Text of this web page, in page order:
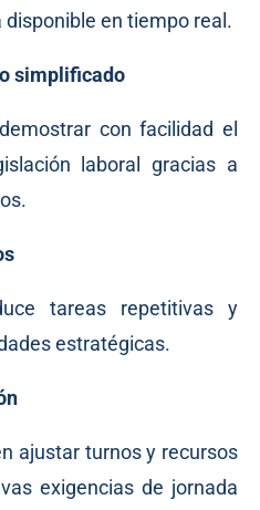
en tiempo real.
simplificado
con facilidad el
laboral gracias a
tareas repetitivas y
estratégicas.
ajustar turnos y recursos
exigencias de jornada